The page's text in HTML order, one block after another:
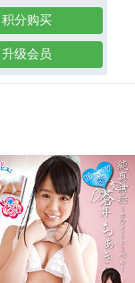
积分购买
升级会员